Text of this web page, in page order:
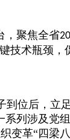
，聚焦全省20
技术瓶颈，
到位后，立足
列涉及党
革“四梁